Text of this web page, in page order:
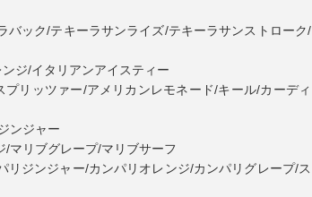
バック/テキーラサンライズ/テキーラサンストローク/
ジ/イタリアンアイスティー
リッツァー/アメリカンレモネード/キール/カーディ
ンジャー
マリブグレープ/マリブサーフ
ジンジャー/カンパリオレンジ/カンパリグレープ/ス